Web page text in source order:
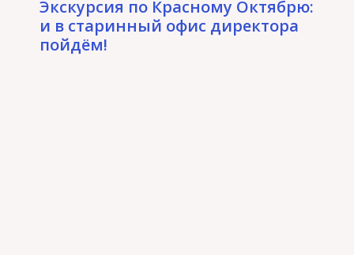
Экскурсия по Красному Октябрю:
и в старинный офис директора
пойдём!